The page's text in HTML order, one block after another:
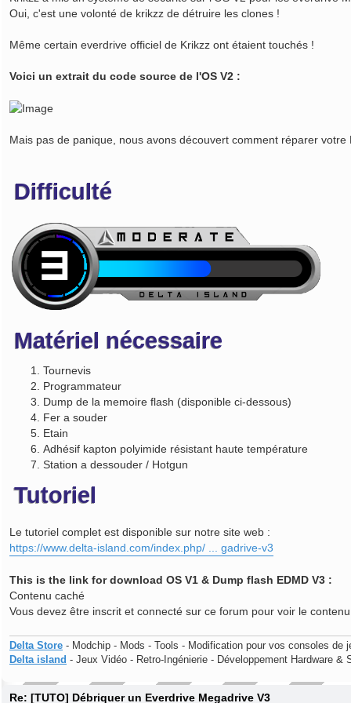
Oui, c'est une volonté de krikzz de détruire les clones !
Même certain everdrive officiel de Krikzz ont étaient touchés !
Voici un extrait du code source de l'OS V2 :
Mais pas de panique, nous avons découvert comment réparer votre
Difficulté
Matériel nécessaire
Tournevis
Programmateur
Dump de la memoire flash (disponible ci-dessous)
Fer a souder
Etain
Adhésif kapton polyimide résistant haute température
Station a dessouder / Hotgun
Tutoriel
Le tutoriel complet est disponible sur notre site web :
https://www.delta-island.com/index.php/ ... gadrive-v3
This is the link for download OS V1 & Dump flash EDMD V3 :
Contenu caché
Vous devez être inscrit et connecté sur ce forum pour voir le
Delta Store - Modchip - Mods - Tools - Modification pour vos consoles de
Delta island - Jeux Vidéo - Retro-Ingénierie - Développement Hardware &
Re: [TUTO] Débriquer un Everdrive Megadrive V3